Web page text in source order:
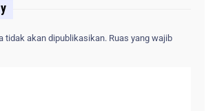
tidak akan dipublikasikan. Ruas yang wajib